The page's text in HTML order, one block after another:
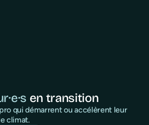
en transition
qui démarrent ou accélèrent leur
climat.